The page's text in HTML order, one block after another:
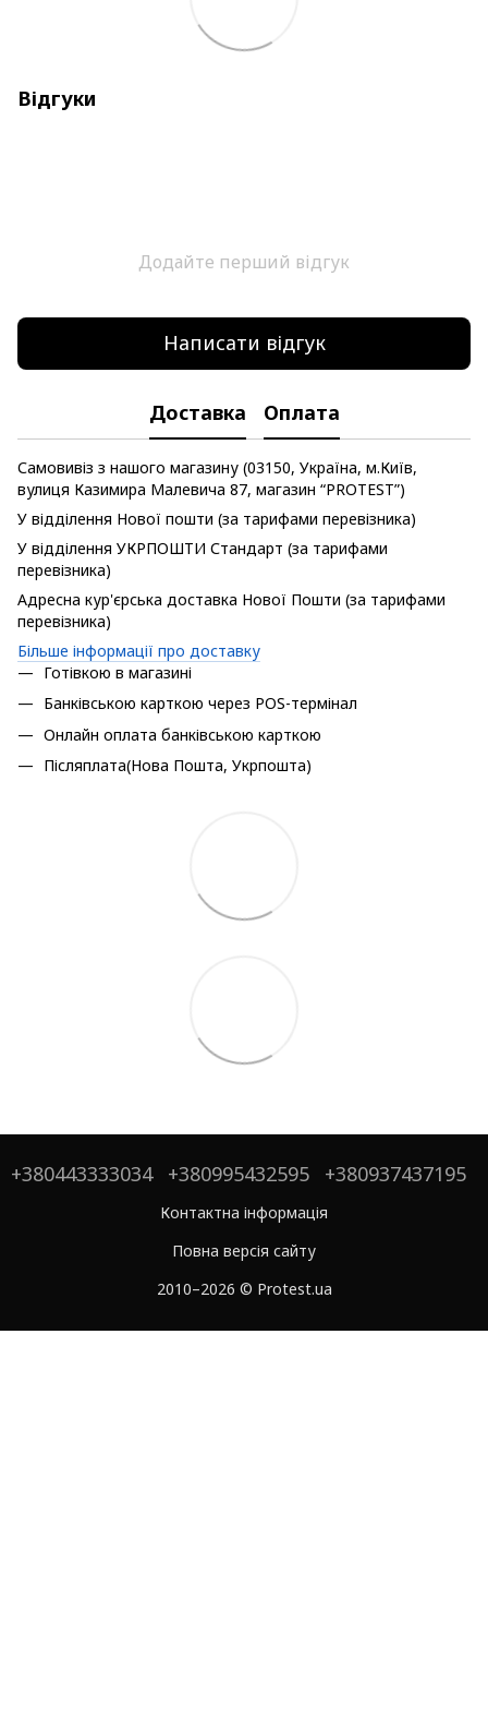
Відгуки
Додайте перший відгук
Написати відгук
Доставка Оплата
Самовивіз з нашого магазину (03150, Україна, м.Київ,
вулиця Казимира Малевича 87, магазин “PROTEST”)
У відділення Нової пошти (за тарифами перевізника)
У відділення УКРПОШТИ Стандарт (за тарифами
перевізника)
Адресна кур'єрська доставка Нової Пошти (за тарифами
перевізника)
Більше інформації про доставку
Готівкою в магазині
Банківською карткою через POS-термінал
Онлайн оплата банківською карткою
Післяплата(Нова Пошта, Укрпошта)
+380443333034 +380995432595 +380937437195
Контактна інформація
Повна версія сайту
2010–2026 © Protest.ua